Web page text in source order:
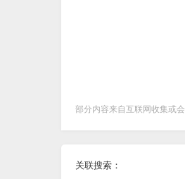
部分内容来自互联网收集或
关联搜索：